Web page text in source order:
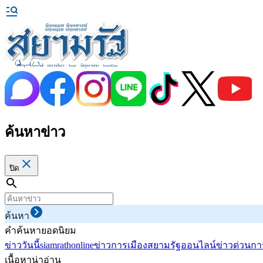
ค้นหาข่าว
ปิด
ค้นหา
คำค้นหายอดนิยม
ข่าววันนี้siamrathonlineข่าวการเมืองสยามรัฐออนไลน์ข่าวด่วนก
เนื้อหาน่าอ่าน